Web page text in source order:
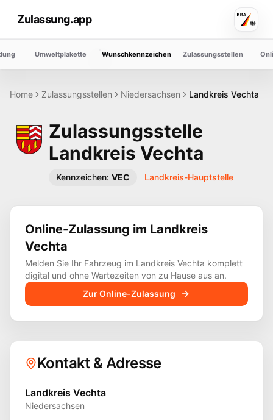
Zulassung.app
Umweltplakette Wunschkennzeichen Zulassungsstellen
Home Zulassungsstellen Niedersachsen Landkreis Vechta
Zulassungsstelle
Landkreis Vechta
Kennzeichen: VEC Landkreis-Hauptstelle
Online-Zulassung im Landkreis
Vechta
Melden Sie Ihr Fahrzeug im Landkreis Vechta komplett
digital und ohne Wartezeiten von zu Hause aus an.
Zur Online-Zulassung
Kontakt & Adresse
Landkreis Vechta
Niedersachsen